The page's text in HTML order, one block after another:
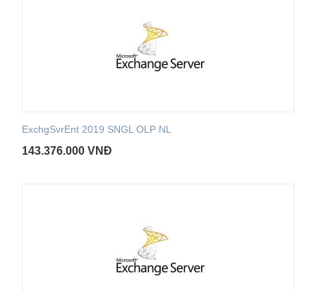
ExchgSvrEnt 2019 SNGL OLP NL
143.376.000 VNĐ